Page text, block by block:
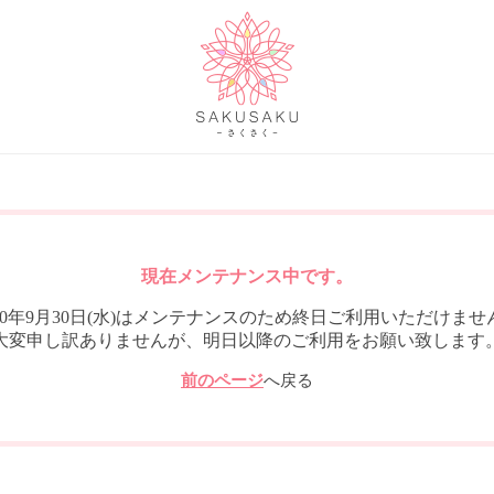
現在メンテナンス中です。
年9月30日(水)はメンテナンスのため終日ご利用いただけませ
変申し訳ありませんが、明日以降のご利用をお願い致します
前のページへ戻る